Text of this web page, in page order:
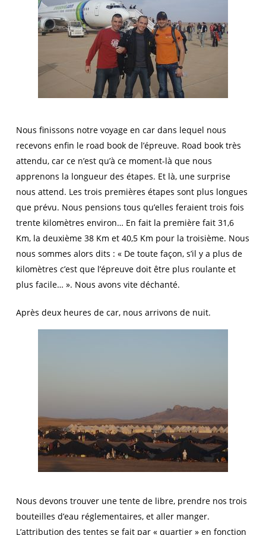
Nous finissons notre voyage en car dans lequel nous
recevons enfin le road book de l’épreuve. Road book très
attendu, car ce n’est qu’à ce moment-là que nous
apprenons la longueur des étapes. Et là, une surprise
nous attend. Les trois premières étapes sont plus longues
que prévu. Nous pensions tous qu’elles feraient trois fois
trente kilomètres environ… En fait la première fait 31,6
Km, la deuxième 38 Km et 40,5 Km pour la troisième. Nous
nous sommes alors dits : « De toute façon, s’il y a plus de
kilomètres c’est que l’épreuve doit être plus roulante et
plus facile… ». Nous avons vite déchanté.
Après deux heures de car, nous arrivons de nuit.
Nous devons trouver une tente de libre, prendre nos trois
bouteilles d’eau réglementaires, et aller manger.
L’attribution des tentes se fait par « quartier » en fonction